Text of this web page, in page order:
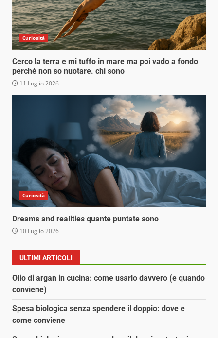
Curiosità
Cerco la terra e mi tuffo in mare ma poi vado a fondo
perché non so nuotare. chi sono
11 Luglio 2026
Curiosità
Dreams and realities quante puntate sono
10 Luglio 2026
ULTIMI ARTICOLI
Olio di argan in cucina: come usarlo davvero (e quando
conviene)
Spesa biologica senza spendere il doppio: dove e
come conviene